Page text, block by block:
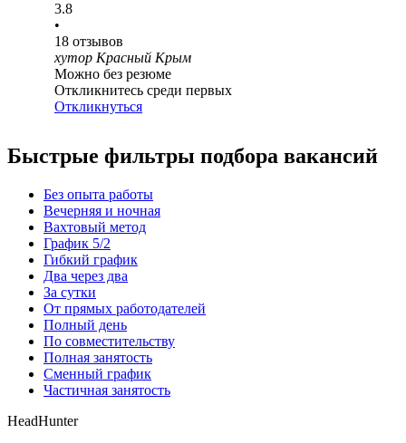
3.8
•
18 отзывов
хутор Красный Крым
Можно без резюме
Откликнитесь среди первых
Откликнуться
Быстрые фильтры подбора вакансий
Без опыта работы
Вечерняя и ночная
Вахтовый метод
График 5/2
Гибкий график
Два через два
За сутки
От прямых работодателей
Полный день
По совместительству
Полная занятость
Сменный график
Частичная занятость
HeadHunter